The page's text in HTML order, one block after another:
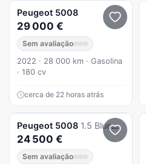
Peugeot 5008
29 000 €
Sem avaliação
2022 · 28 000 km · Gasolina
· 180 cv
cerca de 22 horas atrás
Peugeot 5008 1.5 BlueHDi 130cv Allure EAT8
24 500 €
Sem avaliação